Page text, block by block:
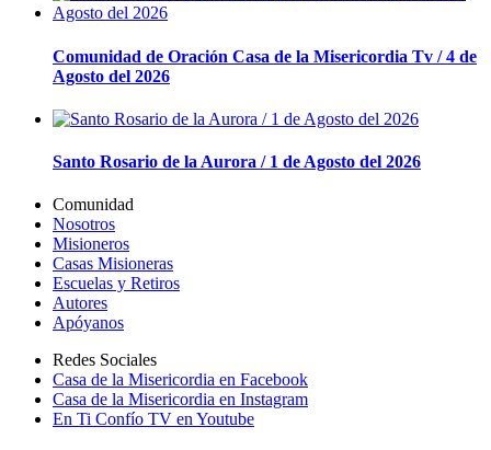
Comunidad de Oración Casa de la Misericordia Tv / 4 de
Agosto del 2026
Santo Rosario de la Aurora / 1 de Agosto del 2026
Comunidad
Nosotros
Misioneros
Casas Misioneras
Escuelas y Retiros
Autores
Apóyanos
Redes Sociales
Casa de la Misericordia en Facebook
Casa de la Misericordia en Instagram
En Ti Confío TV en Youtube